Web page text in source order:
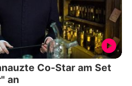
Co-Star am Set
an